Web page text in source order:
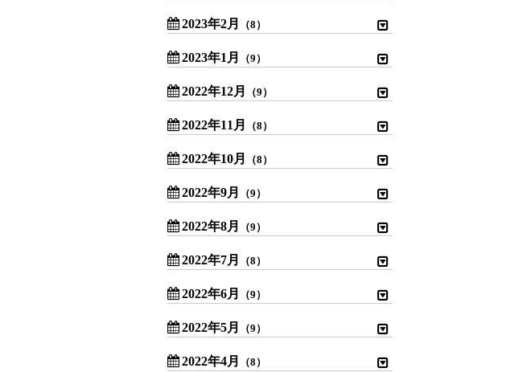
2023年2月 （8）
2023年1月 （9）
2022年12月 （9）
2022年11月 （8）
2022年10月 （8）
2022年9月 （9）
2022年8月 （9）
2022年7月 （8）
2022年6月 （9）
2022年5月 （9）
2022年4月 （8）